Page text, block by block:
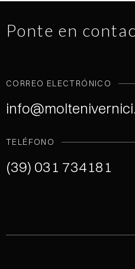
Ponte en
CORREO ELECTRÓNICO
TELÉFONO
(39) 031 734181